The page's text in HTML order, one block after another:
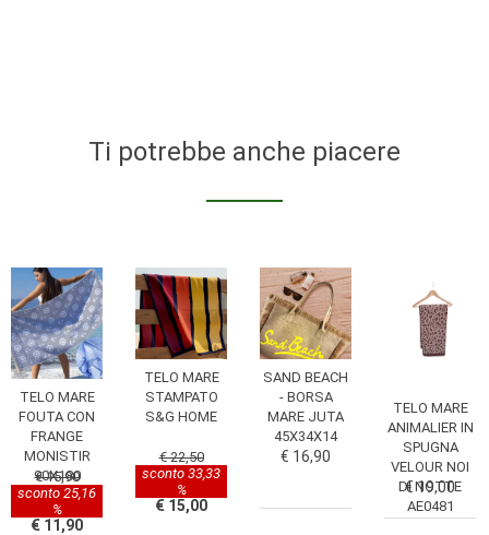
Ti potrebbe anche piacere
TELO MARE
FOUTA CON
FRANGE
MONISTIR
90X180
€ 15,90
sconto 25,16
%
€ 11,90
TELO MARE
STAMPATO
S&G HOME
€ 22,50
sconto 33,33
%
€ 15,00
SAND BEACH
- BORSA
MARE JUTA
45X34X14
€ 16,90
TELO MARE
ANIMALIER IN
SPUGNA
VELOUR NOI
DI NOTTE
AE0481
€ 19,00